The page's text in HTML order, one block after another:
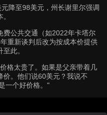
降至98美元，州长谢里尔强调
费公共交通（如2022年卡塔尔
重新谈判后改为按成本价提供
此。
格太贵了。如果是父亲带着几
价。他们说60美元？我说不
一个好价格。"